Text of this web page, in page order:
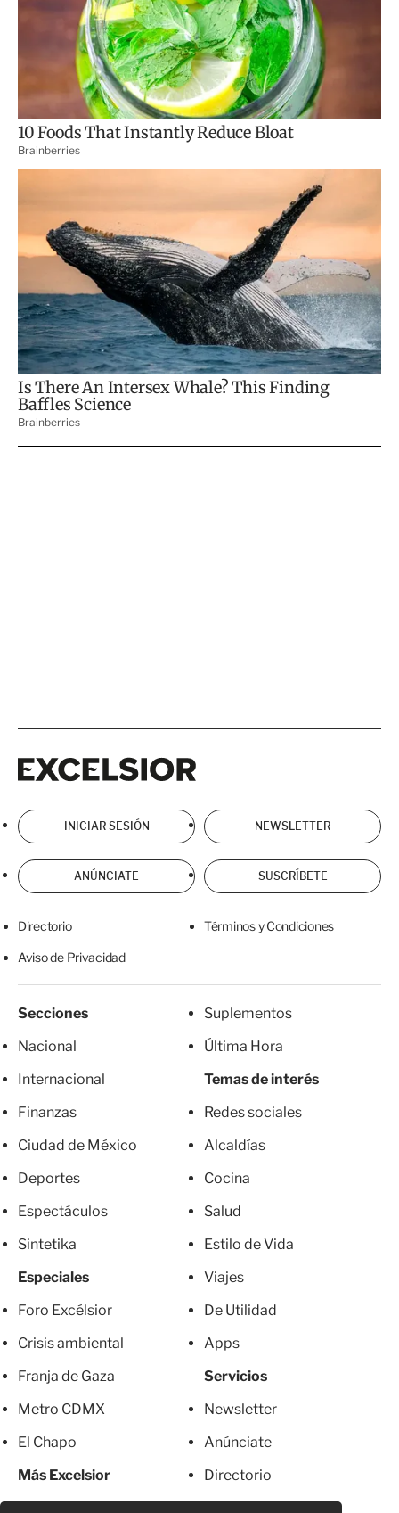
INICIAR SESIÓN NEWSLETTER
ANÚNCIATE SUSCRÍBETE
Directorio Términos y Condiciones
Aviso de Privacidad
Secciones
Nacional
Internacional
Finanzas
Ciudad de México
Deportes
Espectáculos
Sintetika
Especiales
Foro Excélsior
Crisis ambiental
Franja de Gaza
Metro CDMX
El Chapo
Más Excelsior
Suplementos
Última Hora
Temas de interés
Redes sociales
Alcaldías
Cocina
Salud
Estilo de Vida
Viajes
De Utilidad
Apps
Servicios
Newsletter
Anúnciate
Directorio